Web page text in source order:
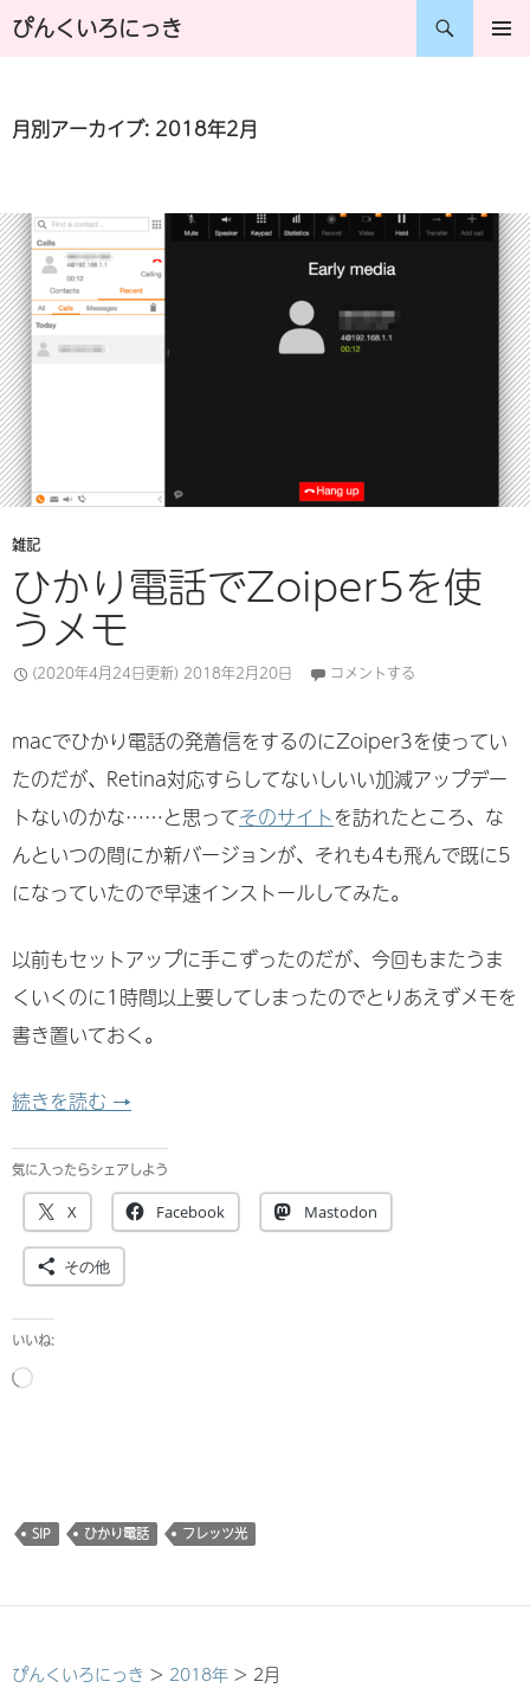
コ
ン
へ
ス
キ
ッ
プ
ぴんくいろにっき
検
月別アーカイブ: 2018年2月
雑記
ひかり電話でZoiper5を使
うメモ
(2020年4月24日更新) 2018年2月20日 コメントする
macでひかり電話の発着信をするのにZoiper3を使ってい
たのだが、Retina対応すらしてないしいい加減アップデー
トないのかな……と思ってそのサイトを訪れたところ、な
んといつの間にか新バージョンが、それも4も飛んで既に5
になっていたので早速インストールしてみた。
以前もセットアップに手こずったのだが、今回もまたうま
くいくのに1時間以上要してしまったのでとりあえずメモを
書き置いておく。
続きを読む ひかり電話でZoiper5を使うメモ
→
気に入ったらシェアしよう
X Facebook Mastodon
その他
いいね:
読
SIP ひかり電話 フレッツ光
ぴんくいろにっき > 2018年 > 2月